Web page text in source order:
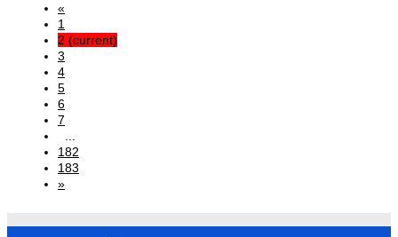
«
1
2 (current)
3
4
5
6
7
182
183
»